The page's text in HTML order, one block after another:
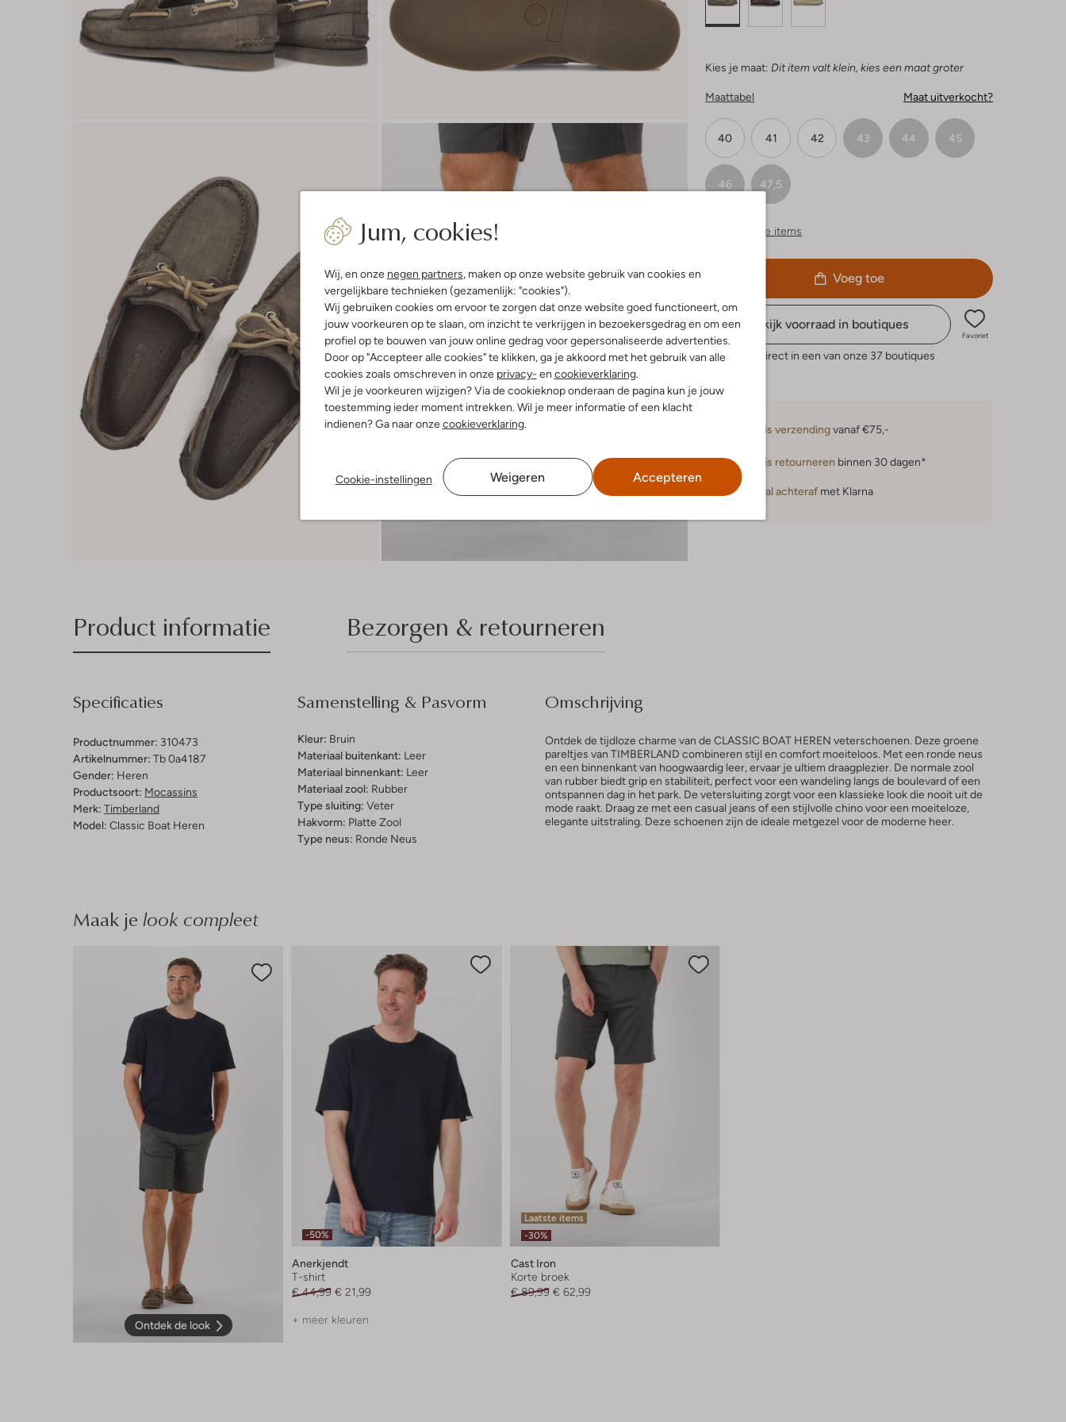
Jum, cookies!
Wij, en onze negen partners, maken op onze website gebruik van cookies en
vergelijkbare technieken (gezamenlijk: "cookies").
Wij gebruiken cookies om ervoor te zorgen dat onze website goed functioneert, om
jouw voorkeuren op te slaan, om inzicht te verkrijgen in bezoekersgedrag en om een
profiel op te bouwen van jouw online gedrag voor gepersonaliseerde advertenties.
Door op "Accepteer alle cookies" te klikken, ga je akkoord met het gebruik van alle
cookies zoals omschreven in onze privacy- en cookieverklaring.
Wil je je voorkeuren wijzigen? Via de cookieknop onderaan de pagina kun je jouw
toestemming ieder moment intrekken. Wil je meer informatie of een klacht
indienen? Ga naar onzecookieverklaring.
Cookie-instellingen Weigeren Accepteren
Kies je maat: Dit item valt klein, kies een maat groter
Maattabel Maat uitverkocht?
40 41 42 43 44 45
46 47,5
Vergelijkbare items
Voeg toe
Bekijk voorraad in boutiques
Favoriet
Reserveer direct in een van onze 37 boutiques
Gratis verzendingvanaf €75,-
Gratis retourneren binnen 30 dagen*
Betaal achteraf met Klarna
Product informatie Bezorgen & retourneren
Specificaties
Productnummer: 310473
Artikelnummer: Tb 0a4187
Gender: Heren
Productsoort: Mocassins
Merk: Timberland
Model: Classic Boat Heren
Samenstelling & Pasvorm
Kleur: Bruin
Materiaal buitenkant: Leer
Materiaal binnenkant: Leer
Materiaal zool: Rubber
Type sluiting: Veter
Hakvorm: Platte Zool
Type neus: Ronde Neus
Omschrijving
Ontdek de tijdloze charme van de CLASSIC BOAT HEREN veterschoenen. Deze groene
pareltjes van TIMBERLAND combineren stijl en comfort moeiteloos. Met een ronde neus
en een binnenkant van hoogwaardig leer, ervaar je ultiem draagplezier. De normale zool
van rubber biedt grip en stabiliteit, perfect voor een wandeling langs de boulevard of een
ontspannen dag in het park. De vetersluiting zorgt voor een klassieke look die nooit uit de
mode raakt. Draag ze met een casual jeans of een stijlvolle chino voor een moeiteloze,
elegante uitstraling. Deze schoenen zijn de ideale metgezel voor de moderne heer.
Maak je look compleet
Ontdek de look
-50%
Anerkjendt
T-shirt
€ 44,99 € 21,99
+ meer kleuren
Laatste items
-30%
Cast Iron
Korte broek
€ 89,99 € 62,99